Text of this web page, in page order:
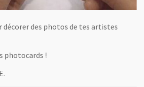
des photos de tes artistes
photocards !